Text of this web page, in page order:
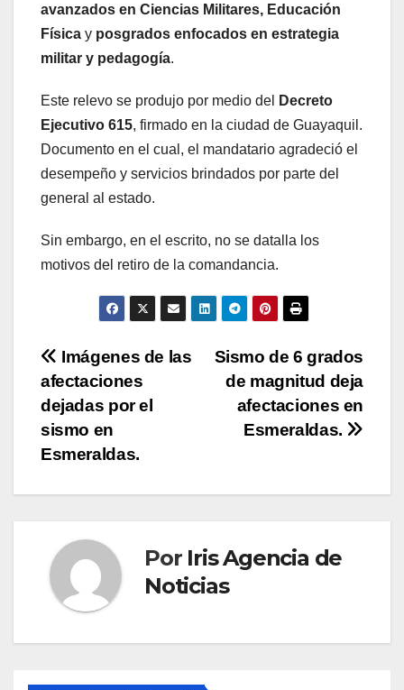
avanzados en Ciencias Militares, Educación
Física y posgrados enfocados en estrategia
militar y pedagogía.
Este relevo se produjo por medio del
Decreto
Ejecutivo 615, firmado en la ciudad de Guayaquil.
Documento en el cual, el mandatario agradeció el
desempeño y servicios brindados por parte del
general al estado.
Sin embargo, en el escrito, no se datalla los
motivos del retiro de la comandancia.
Navegación
de
entradas
Sismo de 6 grados
de magnitud deja
afectaciones en
Esmeraldas.
Imágenes de las
afectaciones
dejadas por el
sismo en
Esmeraldas.
Por Iris Agencia de
Noticias